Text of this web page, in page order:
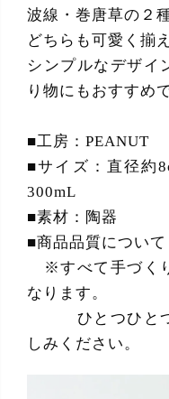
波線・巻唐草の２
どちらも可愛く揃
シンプルなデザイ
り物にもおすすめ
■工房：PEANUT
■サイズ：直径約
300mL
■素材：陶器
■商品品質について
※すべて手づく
なります。
ひとつひとつ
しみください。